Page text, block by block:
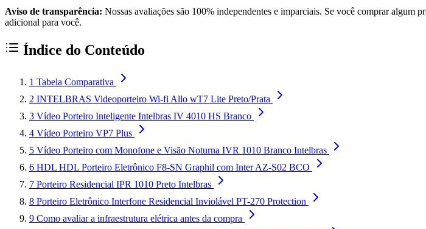
Aviso de transparência: Nossas avaliações são 100% independentes e imparciais. Se você comprar algum
adicional para você.
Índice do Conteúdo
1 Tabela Comparativa
2 INTELBRAS Videoporteiro Wi-fi Allo wT7 Lite Preto/Prata
3 Vídeo Porteiro Inteligente Intelbras IV 4010 HS Branco
4 Vídeo Porteiro VP7 Plus
5 Vídeo Porteiro com Monofone e Visão Noturna IVR 1010 Branco Intelbras
6 HDL HDL Porteiro Eletrônico F8-SN Graphil com Inter AZ-S02 BCO
7 Porteiro Residencial IPR 1010 Preto Intelbras
8 Porteiro Eletrônico Interfone Residencial Inviolável PT-270 Protection
9 Como avaliar a infraestrutura elétrica antes da compra